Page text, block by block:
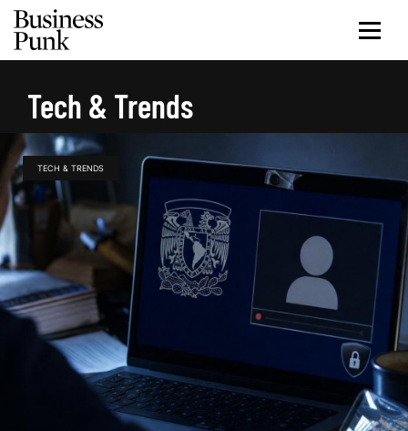
Tech & Trends
TECH & TRENDS